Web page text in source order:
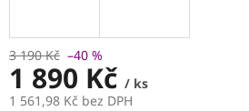
3 190 Kč –40 %
1 890 Kč / ks
1 561,98 Kč bez DPH